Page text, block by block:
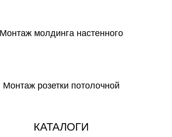
Монтаж молдинга настенного
Монтаж розетки потолочной
КАТАЛОГИ